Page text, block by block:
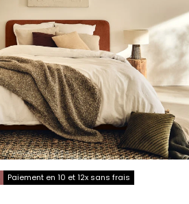
Paiement en 10 et 12x sans frais